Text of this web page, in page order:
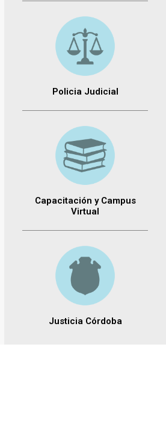
Policia Judicial
Capacitación y Campus
Virtual
Justicia Córdoba